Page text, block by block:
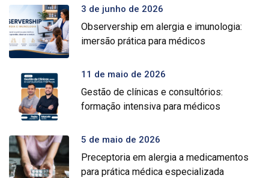
3 de junho de 2026
Observership em alergia e imunologia:
imersão prática para médicos
11 de maio de 2026
Gestão de clínicas e consultórios:
formação intensiva para médicos
5 de maio de 2026
Preceptoria em alergia a medicamentos
para prática médica especializada